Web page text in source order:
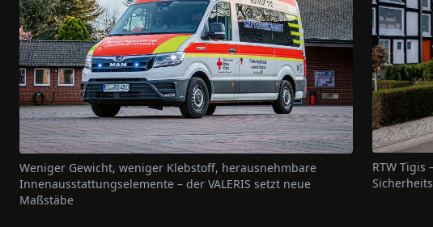
Weniger Gewicht, weniger Klebstoff, herausnehmbare
Innenausstattungselemente – der VALERIS setzt neue
Maßstäbe
RTW